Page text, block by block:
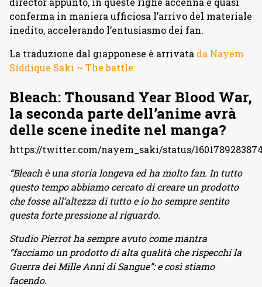
conferma in maniera ufficiosa l’arrivo del materiale
inedito, accelerando l’entusiasmo dei fan.
La traduzione dal giapponese è arrivata da Nayem
Siddique Saki ~ The battle:
Bleach: Thousand Year Blood War,
la seconda parte dell’anime avrà
delle scene inedite nel manga?
https://twitter.com/nayem_saki/status/
“Bleach è una storia longeva ed ha molto fan. In tutto
questo tempo abbiamo cercato di creare un prodotto
che fosse all’altezza di tutto e io ho sempre sentito
questa forte pressione al riguardo.
Studio Pierrot ha sempre avuto come mantra
“facciamo un prodotto di alta qualità che rispecchi la
Guerra dei Mille Anni di Sangue”: e così stiamo
facendo.